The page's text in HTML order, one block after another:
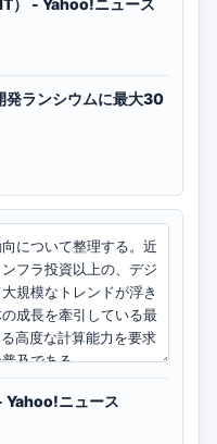
） - Yahoo!ニュース
発ランシウムに最大30
Yahoo!ニュース